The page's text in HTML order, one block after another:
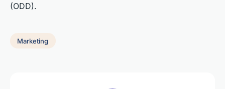
(ODD).
Marketing